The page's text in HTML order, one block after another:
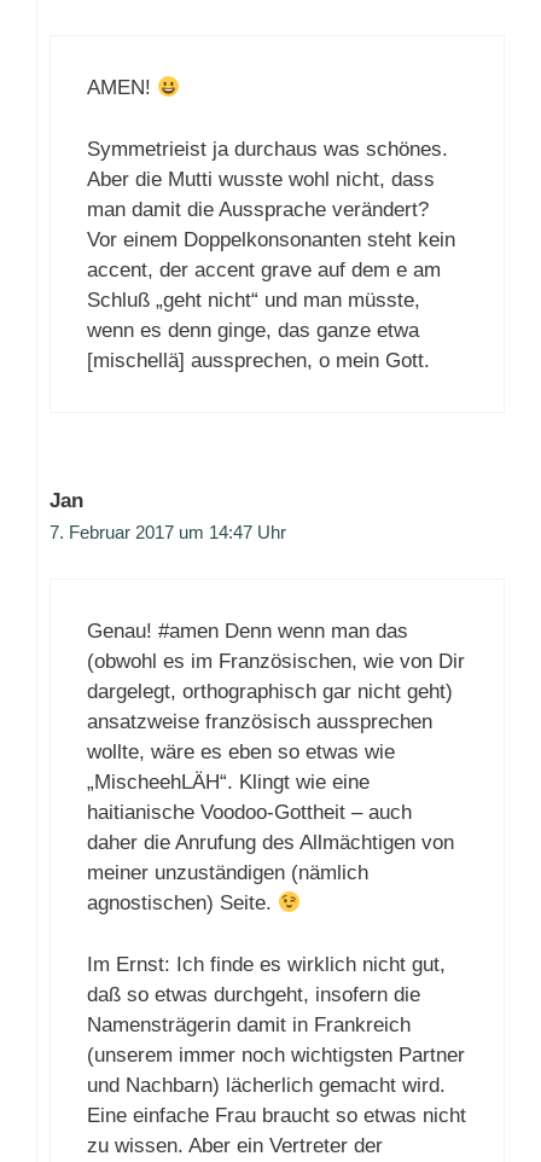
AMEN!
Symmetrieist ja durchaus was schönes.
Aber die Mutti wusste wohl nicht, dass
man damit die Aussprache verändert?
Vor einem Doppelkonsonanten steht kein
accent, der accent grave auf dem e am
Schluß „geht nicht“ und man müsste,
wenn es denn ginge, das ganze etwa
[mischellä] aussprechen, o mein Gott.
Jan
7. Februar 2017 um 14:47 Uhr
Genau! #amen Denn wenn man das
(obwohl es im Französischen, wie von Dir
dargelegt, orthographisch gar nicht geht)
ansatzweise französisch aussprechen
wollte, wäre es eben so etwas wie
„MischeehLÄH“. Klingt wie eine
haitianische Voodoo-Gottheit – auch
daher die Anrufung des Allmächtigen von
meiner unzuständigen (nämlich
agnostischen) Seite.
Im Ernst: Ich finde es wirklich nicht gut,
daß so etwas durchgeht, insofern die
Namensträgerin damit in Frankreich
(unserem immer noch wichtigsten Partner
und Nachbarn) lächerlich gemacht wird.
Eine einfache Frau braucht so etwas nicht
zu wissen. Aber ein Vertreter der